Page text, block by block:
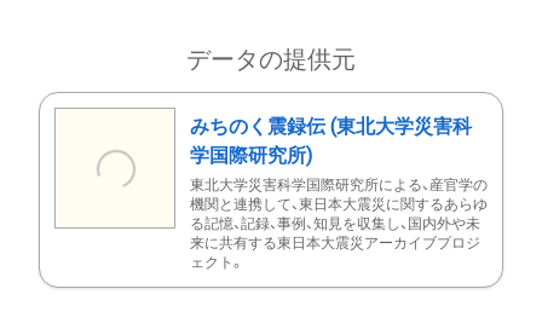
データの提供元
みちのく震録伝 (東北大学災害科
学国際研究所)
東北大学災害科学国際研究所による、産官学の
機関と連携して、東日本大震災に関するあらゆ
る記憶、記録、事例、知見を収集し、国内外や未
来に共有する東日本大震災アーカイブプロジ
ェクト。